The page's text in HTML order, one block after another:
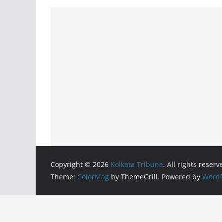
Copyright © 2026 Kolkata Tribune. All rights
Theme: ColorMag by ThemeGrill. Powered by